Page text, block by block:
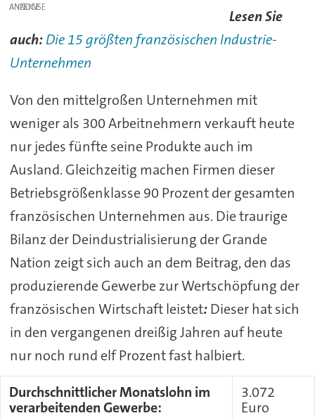
ANZEIGE
Lesen Sie
auch:Die 15 größten französischen Industrie-
Unternehmen
Von den mittelgroßen Unternehmen mit
weniger als 300 Arbeitnehmern verkauft heute
nur jedes fünfte seine Produkte auch im
Ausland. Gleichzeitig machen Firmen dieser
Betriebsgrößenklasse 90 Prozent der gesamten
französischen Unternehmen aus. Die traurige
Bilanz der Deindustrialisierung der Grande
Nation zeigt sich auch an dem Beitrag, den das
produzierende Gewerbe zur Wertschöpfung der
französischen Wirtschaft leistet:Dieser hat sich
in den vergangenen dreißig Jahren auf heute
nur noch rund elf Prozent fast halbiert.
Durchschnittlicher Monatslohn im
verarbeitenden Gewerbe:
3.072
Euro